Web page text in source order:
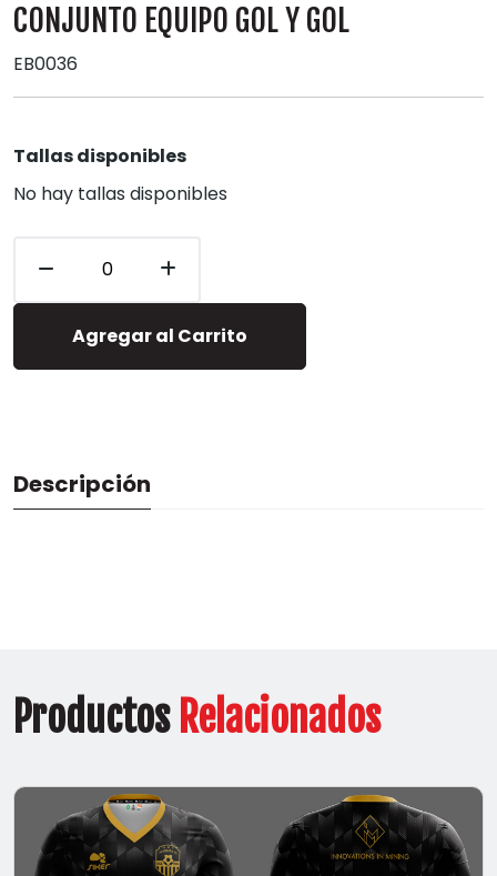
CONJUNTO EQUIPO GOL Y GOL
EB0036
Tallas disponibles
No hay tallas disponibles
Agregar al Carrito
Descripción
Productos Relacionados